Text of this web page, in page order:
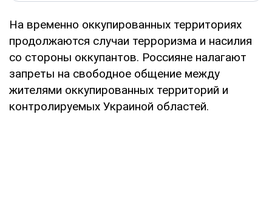
На временно оккупированных территориях
продолжаются случаи терроризма и насилия
со стороны оккупантов. Россияне налагают
запреты на свободное общение между
жителями оккупированных территорий и
контролируемых Украиной областей.